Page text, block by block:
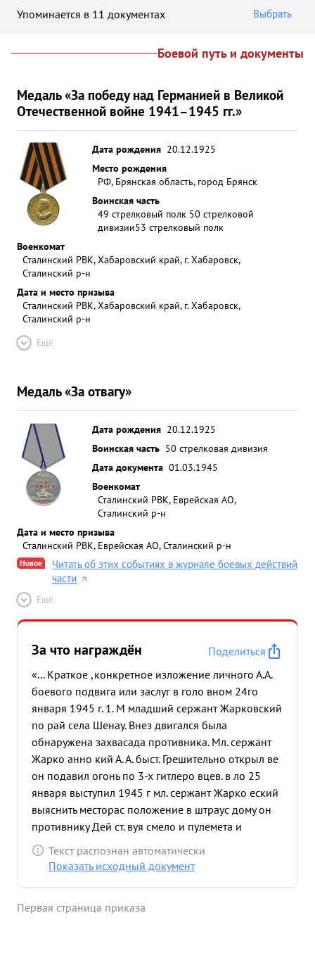
Упоминается в 11 документах Выбрать
Боевой путь и документы
Медаль «За победу над Германией в Великой
Отечественной войне 1941–1945 гг.»
Дата рождения 20.12.1925
Место рождения
РФ, Брянская область, город Брянск
Воинская часть
49 стрелковый полк 50 стрелковой
дивизии53 стрелковый полк
Военкомат
Сталинский РВК, Хабаровский край, г. Хабаровск,
Сталинский р-н
Дата и место призыва
Сталинский РВК, Хабаровский край, г. Хабаровск,
Сталинский р-н
Ещё
Медаль «За отвагу»
Дата рождения 20.12.1925
Воинская часть 50 стрелковая дивизия
Дата документа 01.03.1945
Военкомат
Сталинский РВК, Еврейская АО,
Сталинский р-н
Дата и место призыва
Сталинский РВК, Еврейская АО, Сталинский р-н
Новое
Читать об этих событиях в журнале боевых действий
части
Ещё
За что награждён
Поделиться
«... Краткое ,конкретное изложение личного А.А.
боевого подвига или заслуг в голо вном 24го
января 1945 г. 1. М младший сержант Жарковский
по рай села Шенау. Внез двигался была
обнаружена захвасада противника. Мл. сержант
Жарко анно кий А. А. быст. Грешительно открыл ве
он подавил огонь по 3-х гитлеро вцев. в ло 25
января выступил 1945 г мл. сержант Жарко еский
выяснить месторас положение в штраус дому он
противнику Дей ст. вуя смело и пулемета и
уничтожил А.Л. в огонь вр. ажеского группы ночь
разведчиков на составе задачей льника. села
стоял подходящих во дворе посту. левого Вдруг
Текст распознан автоматически
Показать исходный документ
Первая страница приказа